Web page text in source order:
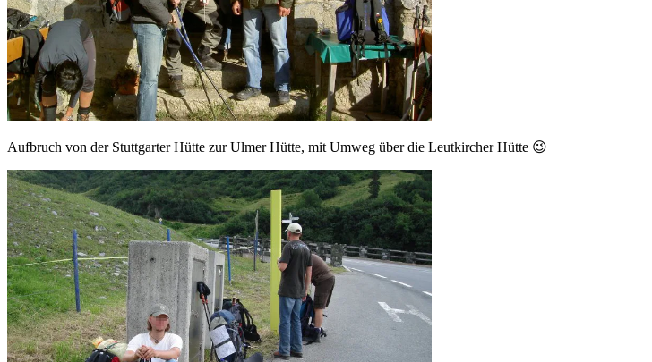
Aufbruch von der Stuttgarter Hütte zur Ulmer Hütte, mit Umweg über die Leutkircher Hütte 😉